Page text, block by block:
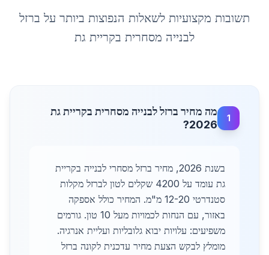
תשובות מקצועיות לשאלות הנפוצות ביותר על ברזל
לבנייה מסחרית בקריית גת
1
מה מחיר ברזל לבנייה מסחרית בקריית גת
2026?
בשנת 2026, מחיר ברזל מסחרי לבנייה בקריית
גת עומד על 4200 שקלים לטון לברזל מקלות
סטנדרטי 12-20 מ"מ. המחיר כולל אספקה
באזור, עם הנחות לכמויות מעל 10 טון. גורמים
משפיעים: עלויות יבוא גלובליות ועליית אנרגיה.
מומלץ לבקש הצעת מחיר עדכנית לקונה ברזל